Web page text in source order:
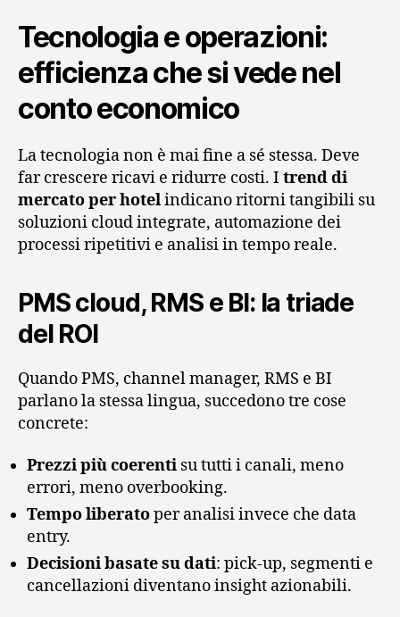
Tecnologia e operazioni:
efficienza che si vede nel
conto economico
La tecnologia non è mai fine a sé stessa. Deve
far crescere ricavi e ridurre costi. I trend di
mercato per hotelindicano ritorni tangibili su
soluzioni cloud integrate, automazione dei
processi ripetitivi e analisi in tempo reale.
PMS cloud, RMS e BI: la triade
del ROI
Quando PMS, channel manager, RMS e BI
parlano la stessa lingua, succedono tre cose
concrete:
Prezzi più coerenti su tutti i canali, meno
errori, meno overbooking.
Tempo liberatoper analisi invece che data
entry.
Decisioni basate su dati: pick-up, segmenti e
cancellazioni diventano insight azionabili.